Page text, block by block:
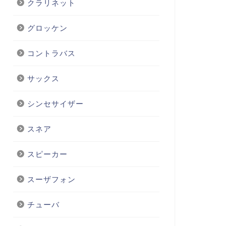
クラリネット
グロッケン
コントラバス
サックス
シンセサイザー
スネア
スピーカー
スーザフォン
チューバ